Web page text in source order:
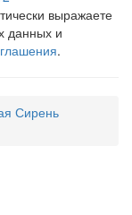
выражаете
данных и
.
Сирень